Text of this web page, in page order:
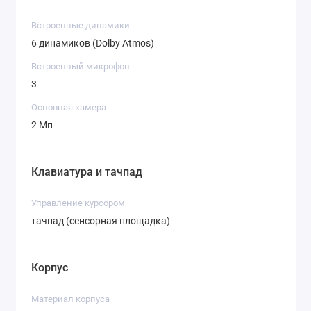
инструментом для повседневных задач.
Встроенные динамики
6 динамиков (Dolby Atmos)
Встроенный микрофон
3
Основная камера
2 Мп
Клавиатура и тачпад
Управление курсором
тачпад (сенсорная площадка)
Корпус
Материал корпуса